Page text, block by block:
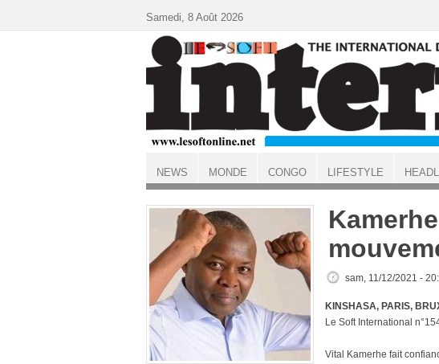
ACCUEIL
sam, 11/12/2021 -
KINSHASA, PARIS,
Le Soft International
Vital Kamerhe fait
Samedi, 8 Août 2026
NEWS MONDE CONGO LIFESTYLE